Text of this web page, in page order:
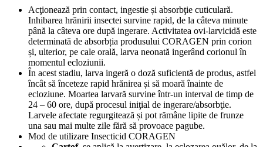
Acţionează prin contact, ingestie și absorbţie cuticulară.
Inhibarea hrănirii insectei survine rapid, de la câteva minute
până la câteva ore după ingerare. Activitatea ovi-larvicidă este
determinată de absorbția produsului CORAGEN prin corion
și, ulterior, pe cale orală, larva neonată ingerând corionul în
momentul ecloziunii.
În acest stadiu, larva ingeră o doză suficientă de produs, astfel
încât să înceteze rapid hrănirea și să moară înainte de
ecloziune. Moartea larvară survine într-un interval de timp de
24 – 60 ore, după procesul iniţial de ingerare/absorbţie.
Larvele afectate regurgitează și pot rămâne lipite de frunze
una sau mai multe zile fără să provoace pagube.
Mod de utilizare Insecticid CORAGEN